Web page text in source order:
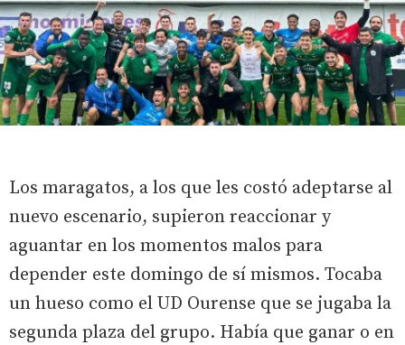
Los maragatos, a los que les costó adeptarse al
nuevo escenario, supieron reaccionar y
aguantar en los momentos malos para
depender este domingo de sí mismos. Tocaba
un hueso como el UD Ourense que se jugaba la
segunda plaza del grupo. Había que ganar o en